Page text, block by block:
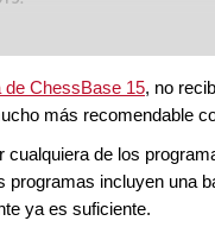
de ChessBase 15, no
más recomendable
de los
incluyen una
ya es suficiente.